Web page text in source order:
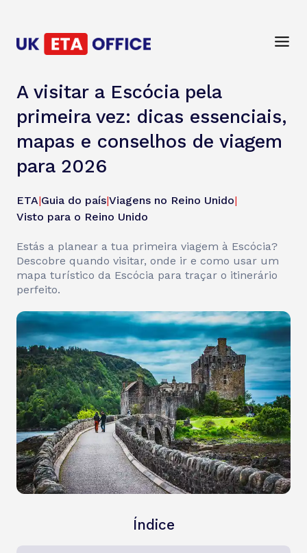
A visitar a Escócia pela
primeira vez: dicas essenciais,
mapas e conselhos de viagem
para 2026
ETA|Guia do país|Viagens no Reino Unido|
Visto para o Reino Unido
Estás a planear a tua primeira viagem à Escócia?
Descobre quando visitar, onde ir e como usar um
mapa turístico da Escócia para traçar o itinerário
perfeito.
Índice